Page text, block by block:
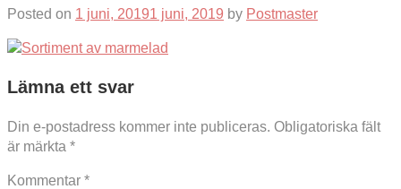
Posted on 1 juni, 20191 juni, 2019 by Postmaster
Lämna ett svar
Din e-postadress kommer inte publiceras. Obligatoriska fält
är märkta *
Kommentar *